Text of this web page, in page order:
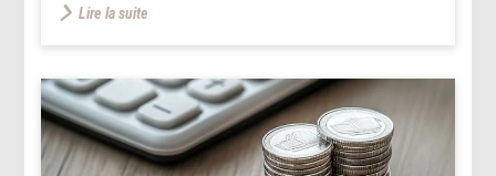
Lire la suite